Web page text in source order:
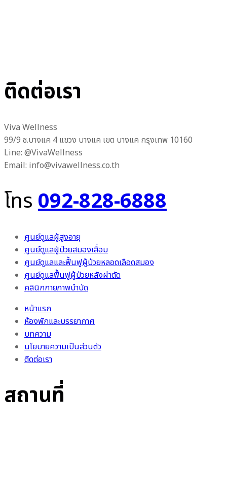
ติดต่อเรา
Viva Wellness
99/9 ซ.บางแค 4 แขวง บางแค เขต บางแค กรุงเทพ 10160
Line: @VivaWellness
Email: info@vivawellness.co.th
โทร 092-828-6888
ศูนย์ดูแลผู้สูงอายุ
ศูนย์ดูแลผู้ป่วยสมองเสื่อม
ศูนย์ดูแลและฟื้นฟูผู้ป่วยหลอดเลือดสมอง
ศูนย์ดูแลฟื้นฟูผู้ป่วยหลังผ่าตัด
คลินิกกายภาพบำบัด
หน้าแรก
ห้องพักและบรรยากาศ
บทความ
นโยบายความเป็นส่วนตัว
ติดต่อเรา
สถานที่